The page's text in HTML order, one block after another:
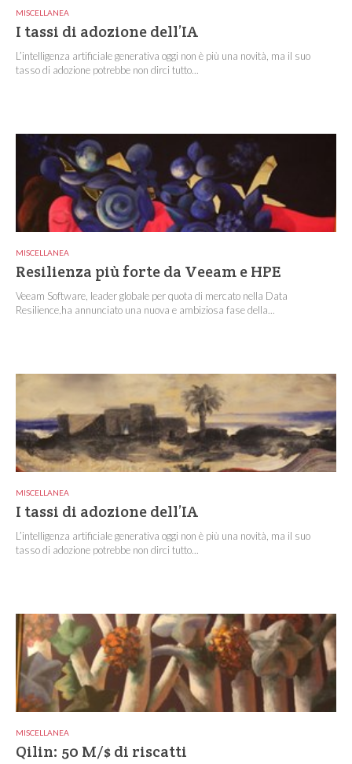
MISCELLANEA
I tassi di adozione dell’IA
L’intelligenza artificiale generativa oggi non è più una novità, ma il suo
tasso di adozione potrebbe non dirci tutto...
MISCELLANEA
Resilienza più forte da Veeam e HPE
Veeam Software, leader globale per quota di mercato nella Data
Resilience,ha annunciato una nuova e ambiziosa fase della...
MISCELLANEA
I tassi di adozione dell’IA
L’intelligenza artificiale generativa oggi non è più una novità, ma il suo
tasso di adozione potrebbe non dirci tutto...
MISCELLANEA
Qilin: 50 M/$ di riscatti